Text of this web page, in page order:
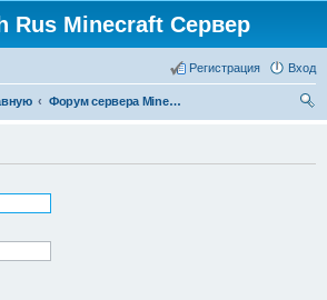
Rus Minecraft Сервер
Вход
Регистрация
Форум сервера Minecraft Gregtech 1.7.10